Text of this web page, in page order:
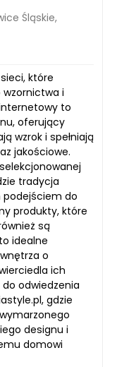
Śląskie,
które
wzornictwa i
to
oferujący
wzrok i spełniają
jakościowe.
tradycja
podejściem do
produkty, które
są
idealne
o
ich
odwiedzenia
gdzie
designu i
domowi